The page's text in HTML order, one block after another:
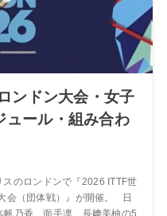
ンドン大会・女子
ュール・組み合わ
のロンドンで『2026 ITTF世
会（団体戦）』が開催。 日
乃香、面手凛、長﨑美柚の5